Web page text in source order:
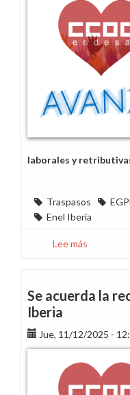
laborales y
Traspasos
Enel Iberia
Lee más
de
y
Endesa
Energía
Se acuerda la
Iberia
Jue, 11/12/2025 -